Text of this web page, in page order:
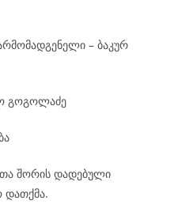
– ბაკურ
გოგოლაძე
შორის დადებული
დათქმა.